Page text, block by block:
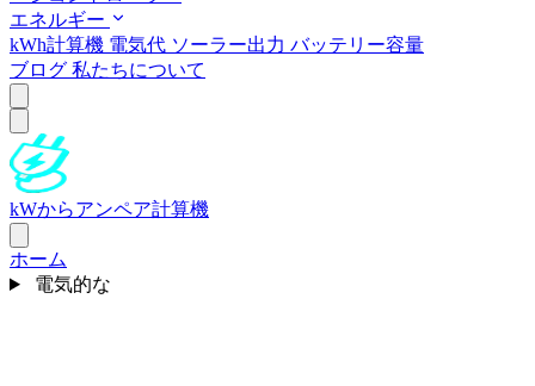
エネルギー
kWh計算機 電気代 ソーラー出力 バッテリー容量
ブログ 私たちについて
kWからアンペア計算機
ホーム
電気的な